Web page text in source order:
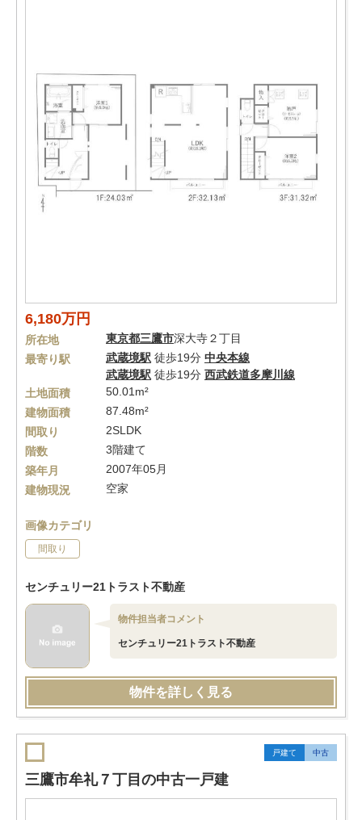
6,180万円
所在地 東京都三鷹市深大寺２丁目
最寄り駅
武蔵境駅 徒歩19分 中央本線
武蔵境駅 徒歩19分 西武鉄道多摩川線
土地面積
50.01m²
建物面積
87.48m²
間取り
2SLDK
階数
3階建て
築年月
2007年05月
建物現況
空家
画像カテゴリ
間取り
センチュリー21トラスト不動産
物件担当者コメント
センチュリー21トラスト不動産
物件を詳しく見る
戸建て 中古
三鷹市牟礼７丁目の中古一戸建